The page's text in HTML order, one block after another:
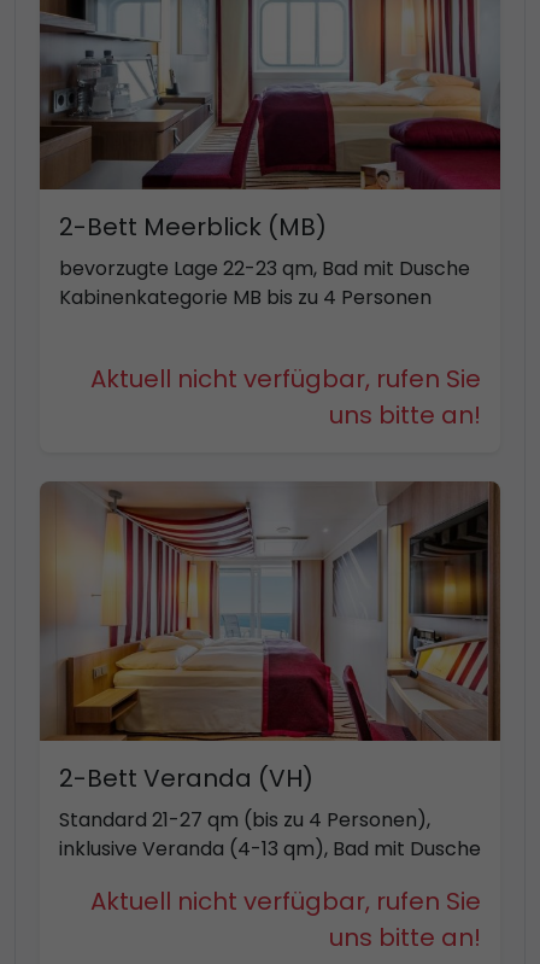
2-Bett Meerblick (MB)
bevorzugte Lage 22-23 qm, Bad mit Dusche
Kabinenkategorie MB bis zu 4 Personen
Aktuell nicht verfügbar, rufen Sie
uns bitte an!
2-Bett Veranda (VH)
Standard 21-27 qm (bis zu 4 Personen),
inklusive Veranda (4-13 qm), Bad mit Dusche
Aktuell nicht verfügbar, rufen Sie
uns bitte an!